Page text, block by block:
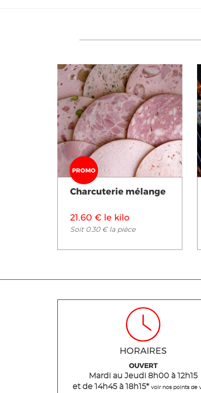
Voir en détail
PROMO
Charcuterie mélange
21.60 € le kilo
Soit 0.30 € la pièce
HORAIRES
OUVERT
Mardi au Jeudi 8h00 à 12h15
et de 14h45 à 18h15* voir nos points de